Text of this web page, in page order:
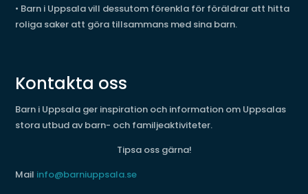
• Barn i Uppsala vill dessutom förenkla för föräldrar att hitta
roliga saker att göra tillsammans med sina barn.
Kontakta oss
Barn i Uppsala ger inspiration och information om Uppsalas
stora utbud av barn- och familjeaktiviteter.
Tipsa oss gärna!
Mail info@barniuppsala.se